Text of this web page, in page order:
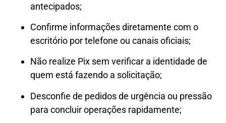
antecipados;
Confirme informações diretamente com o
escritório por telefone ou canais oficiais;
Não realize Pix sem verificar a identidade de
quem está fazendo a solicitação;
Desconfie de pedidos de urgência ou pressão
para concluir operações rapidamente;